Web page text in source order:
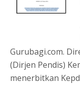
Gurubagi.com.
(Dirjen Pendis)
menerbitkan